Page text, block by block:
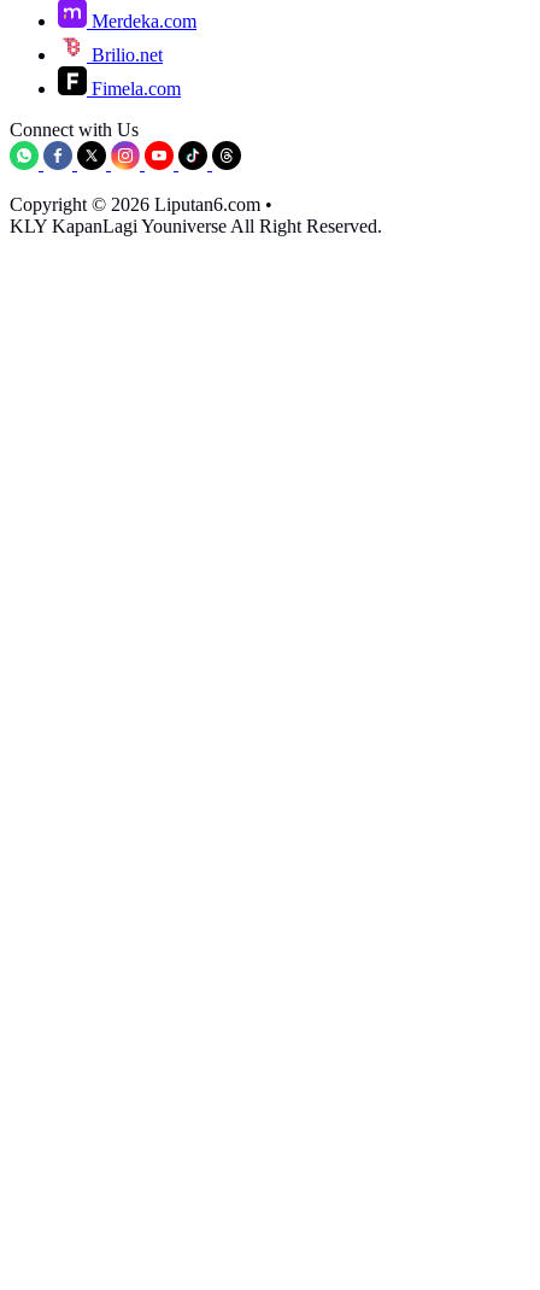
Merdeka.com
Brilio.net
Fimela.com
Connect with Us
Copyright © 2026 Liputan6.com •
KLY KapanLagi Youniverse All Right Reserved.